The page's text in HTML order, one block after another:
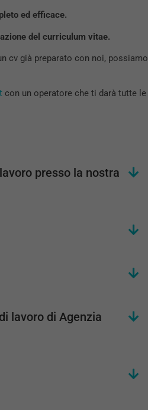
ed efficace.
del curriculum vitae.
cv già preparato con noi, possiamo
con un operatore che ti darà tutte le
presso la nostra
lavoro di Agenzia